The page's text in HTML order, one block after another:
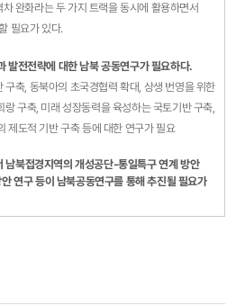
완화라는 두 가지 트랙을 동시에 활용하면서
필요가 있다.
발전전략에 대한 남북 공동연구가 필요하다.
축, 동북아의 초국경협력 확대, 상생 번영을 위한
구축, 미래 성장동력을 육성하는 국토기반 구축,
제도적 기반 구축 등에 대한 연구가 필요
북접경지역의 개성공단-통일특구 연계 방안
연구 등이 남북공동연구를 통해 추진될 필요가